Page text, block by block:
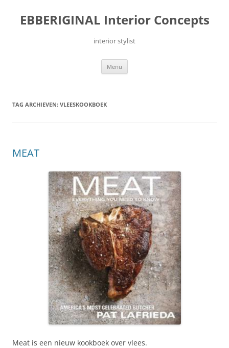
inhoud
EBBERIGINAL Interior Concepts
interior stylist
Menu
TAG ARCHIEVEN: VLEESKOOKBOEK
MEAT
Meat is een nieuw kookboek over vlees.